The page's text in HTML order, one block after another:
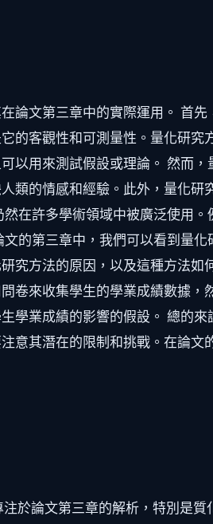
論文第三章中的實際運用。 首
的客觀性和可測量性。量化研究
以用來測試假設或理論。 然而，
類的情感和經驗。此外，量化研
在許多學術領域中被廣泛使用
的第三章中，我們可以看到量
究方法的原因，以及這種方法如
卷來收集學生的學業成績數據，
學業成績的影響的假設。 總的
意其潛在的限制和挑戰。在論文
於論文第三章的解析，特別是質